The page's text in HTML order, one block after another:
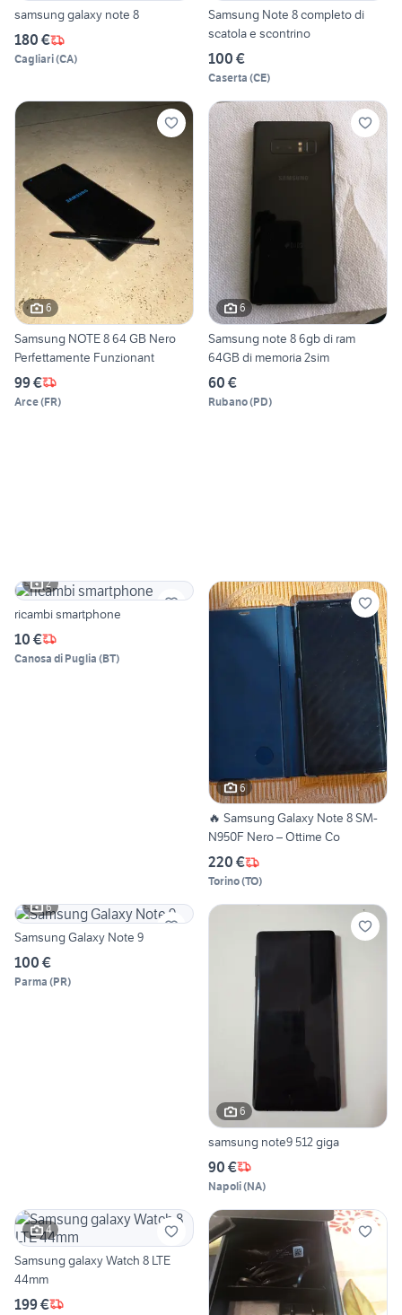
samsung galaxy note 8
180 €
Cagliari(CA)
Samsung Note 8 completo di
scatola e scontrino
100 €
Caserta (CE)
6
Samsung NOTE 8 64 GB Nero
Perfettamente Funzionant
99 €
Arce(FR)
6
Samsung note 8 6gb di ram
64GB di memoria 2sim
60 €
Rubano(PD)
2
ricambi smartphone
10 €
Canosa di Puglia (BT)
6
🔥 Samsung Galaxy Note 8 SM-
N950F Nero – Ottime Co
220 €
Torino(TO)
6
Samsung Galaxy Note 9
100 €
Parma (PR)
6
samsung note9 512 giga
90 €
Napoli(NA)
4
Samsung galaxy Watch 8 LTE
44mm
199 €